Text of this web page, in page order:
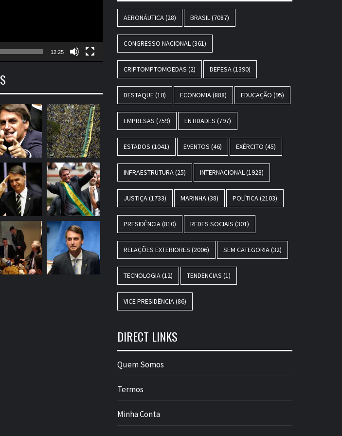
12:25
AERONÁUTICA (28) BRASIL (7087)
CONGRESSO NACIONAL (361)
CRIPTOMPTOMOEDAS (2) DEFESA (1390)
DESTAQUE(10) ECONOMIA (888) EDUCAÇÃO (95)
EMPRESAS (759) ENTIDADES (797)
ESTADOS (1041) EVENTOS (46) EXÉRCITO (45)
INFRAESTRUTURA (25) INTERNACIONAL (1928)
JUSTIÇA (1733) MARINHA (38) POLÍTICA (2103)
PRESIDÊNCIA (810) REDES SOCIAIS (301)
RELAÇÕES EXTERIORES (2006) SEM CATEGORIA (32)
TECNOLOGIA (12) TENDENCIAS (1)
VICE PRESIDÊNCIA (86)
DIRECT LINKS
Quem Somos
Termos
Minha Conta